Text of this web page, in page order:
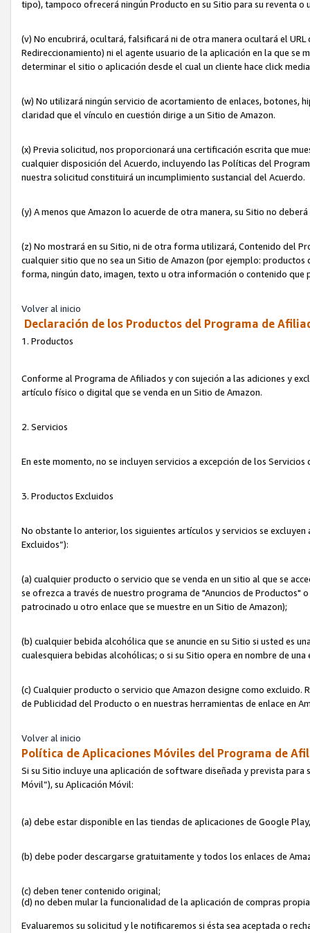
tipo), tampoco ofrecerá ningún Producto en su Sitio para su reventa o
(v) No encubrirá, ocultará, falsificará ni de otra manera ocultará el
Redireccionamiento) ni el agente usuario de la aplicación en la que
determinar el sitio o aplicación desde el cual un cliente hace click
(w) No utilizará ningún servicio de acortamiento de enlaces, botones,
claridad que el vínculo en cuestión dirige a un Sitio de Amazon.
(x) Previa solicitud, nos proporcionará una certificación escrita que
cualquier disposición del Acuerdo, incluyendo las Políticas del
nuestra solicitud constituirá un incumplimiento sustancial del Acuerdo.
(y) A menos que Amazon lo acuerde de otra manera, su Sitio no
(z) No mostrará en su Sitio, ni de otra forma utilizará, Contenido del
cualquier sitio que no sea un Sitio de Amazon (por ejemplo:
forma, ningún dato, imagen, texto u otra información o contenido
Volver al inicio
Declaración de los Productos del Programa de
1. Productos
Conforme al Programa de Afiliados y con sujeción a las adiciones y
artículo físico o digital que se venda en un Sitio de Amazon.
2. Servicios
En este momento, no se incluyen servicios a excepción de los
3. Productos Excluidos
No obstante lo anterior, los siguientes artículos y servicios se
Excluidos”):
(a) cualquier producto o servicio que se venda en un sitio al que se
se ofrezca a través de nuestro programa de "Anuncios de Productos"
patrocinado u otro enlace que se muestre en un Sitio de Amazon);
(b) cualquier bebida alcohólica que se anuncie en su Sitio si usted es
cualesquiera bebidas alcohólicas; o si su Sitio opera en nombre de
(c) Cualquier producto o servicio que Amazon designe como excluido.
de Publicidad del Producto o en nuestras herramientas de enlace en
Volver al inicio
Política de Aplicaciones Móviles del Programa de
Si su Sitio incluye una aplicación de software diseñada y prevista
Móvil”), su Aplicación Móvil:
(a) debe estar disponible en las tiendas de aplicaciones de Google
(b) debe poder descargarse gratuitamente y todos los enlaces de
(c) deben tener contenido original;
(d) no deben mular la funcionalidad de la aplicación de compras
Evaluaremos su solicitud y le notificaremos si ésta sea aceptada o